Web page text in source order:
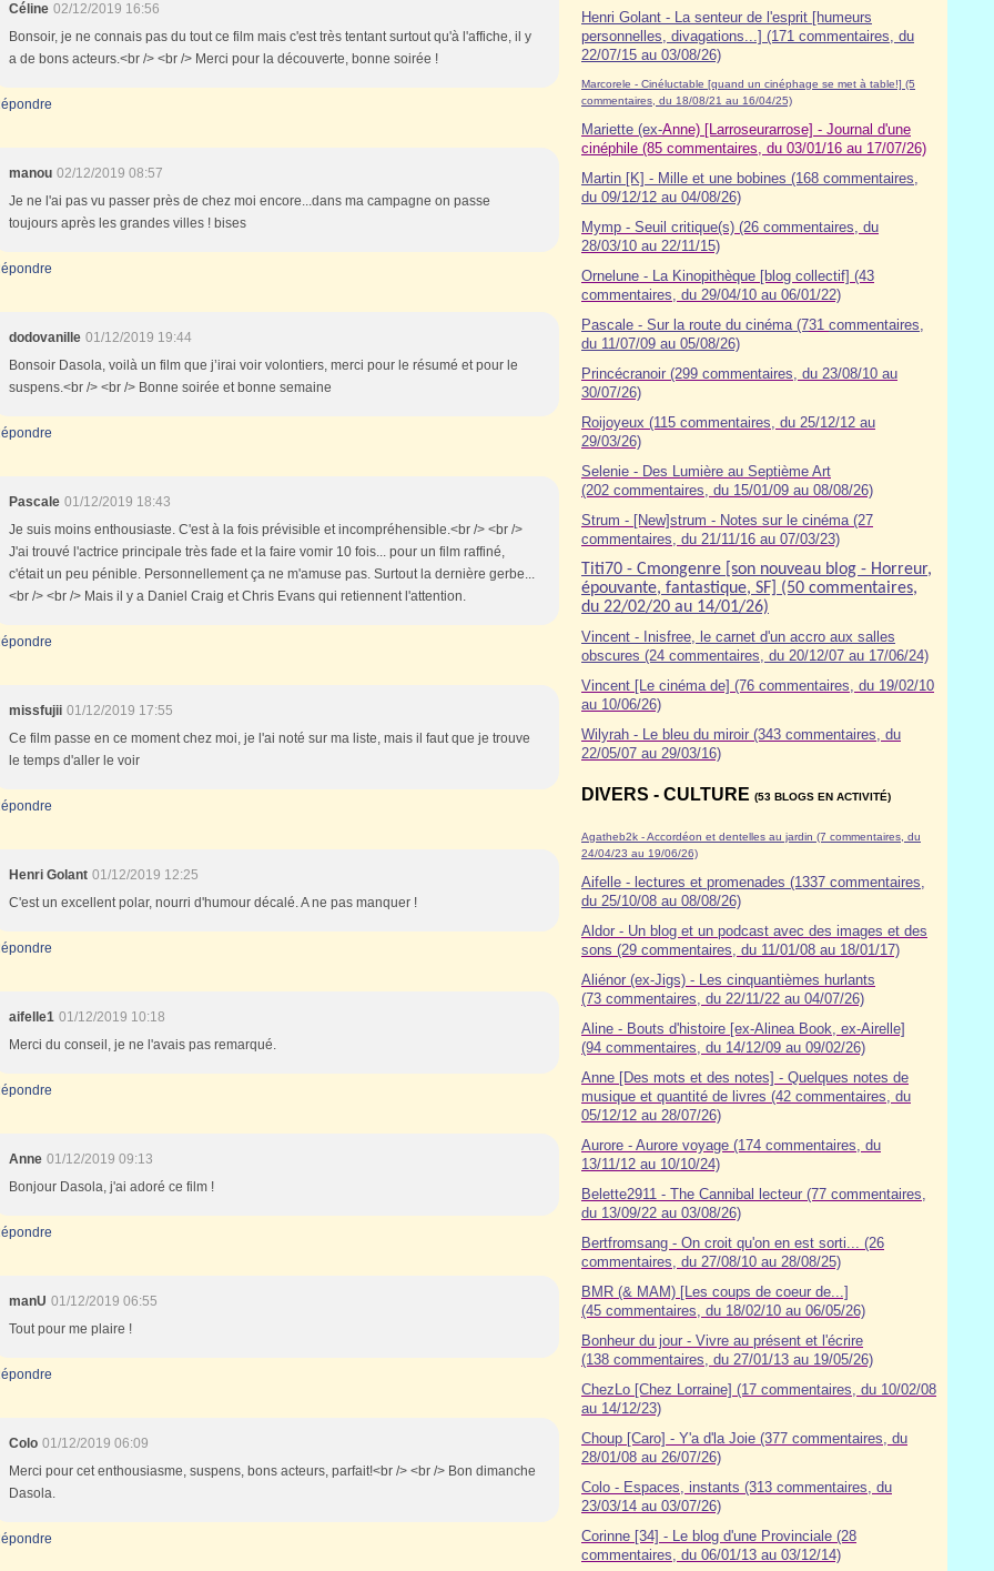
Céline 02/12/2019 16:56
Bonsoir, je ne connais pas du tout ce film mais c'est très tentant surtout qu'à l'affiche, il y
a de bons acteurs.<br /> <br /> Merci pour la découverte, bonne soirée !
manou 02/12/2019 08:57
Je ne l'ai pas vu passer près de chez moi encore...dans ma campagne on passe
toujours après les grandes villes ! bises
dodovanille 01/12/2019 19:44
Bonsoir Dasola, voilà un film que j’irai voir volontiers, merci pour le résumé et pour le
suspens.<br /> <br /> Bonne soirée et bonne semaine
Pascale 01/12/2019 18:43
Je suis moins enthousiaste. C'est à la fois prévisible et incompréhensible.<br /> <br />
J'ai trouvé l'actrice principale très fade et la faire vomir 10 fois... pour un film raffiné,
c'était un peu pénible. Personnellement ça ne m'amuse pas. Surtout la dernière gerbe...
<br /> <br /> Mais il y a Daniel Craig et Chris Evans qui retiennent l'attention.
missfujii 01/12/2019 17:55
Ce film passe en ce moment chez moi, je l'ai noté sur ma liste, mais il faut que je trouve
le temps d'aller le voir
Henri Golant 01/12/2019 12:25
C'est un excellent polar, nourri d'humour décalé. A ne pas manquer !
aifelle1 01/12/2019 10:18
Merci du conseil, je ne l'avais pas remarqué.
Anne 01/12/2019 09:13
Bonjour Dasola, j'ai adoré ce film !
manU 01/12/2019 06:55
Tout pour me plaire !
Colo 01/12/2019 06:09
Merci pour cet enthousiasme, suspens, bons acteurs, parfait!<br /> <br /> Bon dimanche
Dasola.
Henri Golant - La senteur de l'esprit [humeurs
personnelles, divagations...] (171 commentaires, du
22/07/15 au 03/08/26)
Marcorele - Cinéluctable [quand un cinéphage se met à table!] (5
commentaires, du 18/08/21 au 16/04/25)
Mariette (ex-Anne) [Larroseurarrose] - Journal d'une
cinéphile (85 commentaires, du 03/01/16 au 17/07/26)
Martin [K] - Mille et une bobines (168 commentaires,
du 09/12/12 au 04/08/26)
Mymp - Seuil critique(s) (26 commentaires, du
28/03/10 au 22/11/15)
Ornelune - La Kinopithèque [blog collectif] (43
commentaires, du 29/04/10 au 06/01/22)
Pascale - Sur la route du cinéma (731 commentaires,
du 11/07/09 au 05/08/26)
Princécranoir (299 commentaires, du 23/08/10 au
30/07/26)
Roijoyeux (115 commentaires, du 25/12/12 au
29/03/26)
Selenie - Des Lumière au Septième Art
(202 commentaires, du 15/01/09 au 08/08/26)
Strum - [New]strum - Notes sur le cinéma (27
commentaires, du 21/11/16 au 07/03/23)
Titi70 - Cmongenre [son nouveau blog - Horreur,
épouvante, fantastique, SF] (50 commentaires,
du 22/02/20 au 14/01/26)
Vincent - Inisfree, le carnet d'un accro aux salles
obscures (24 commentaires, du 20/12/07 au 17/06/24)
Vincent [Le cinéma de] (76 commentaires, du 19/02/10
au 10/06/26)
Wilyrah - Le bleu du miroir (343 commentaires, du
22/05/07 au 29/03/16)
DIVERS - CULTURE (53 BLOGS EN ACTIVITÉ)
Agatheb2k - Accordéon et dentelles au jardin (7 commentaires, du
24/04/23 au 19/06/26)
Aifelle - lectures et promenades (1337 commentaires,
du 25/10/08 au 08/08/26)
Aldor - Un blog et un podcast avec des images et des
sons (29 commentaires, du 11/01/08 au 18/01/17)
Aliénor (ex-Jigs) - Les cinquantièmes hurlants
(73 commentaires, du 22/11/22 au 04/07/26)
Aline - Bouts d'histoire [ex-Alinea Book, ex-Airelle]
(94 commentaires, du 14/12/09 au 09/02/26)
Anne [Des mots et des notes] - Quelques notes de
musique et quantité de livres (42 commentaires, du
05/12/12 au 28/07/26)
Aurore - Aurore voyage (174 commentaires, du
13/11/12 au 10/10/24)
Belette2911 - The Cannibal lecteur (77 commentaires,
du 13/09/22 au 03/08/26)
Bertfromsang - On croit qu'on en est sorti... (26
commentaires, du 27/08/10 au 28/08/25)
BMR (& MAM) [Les coups de coeur de...]
(45 commentaires, du 18/02/10 au 06/05/26)
Bonheur du jour - Vivre au présent et l'écrire
(138 commentaires, du 27/01/13 au 19/05/26)
ChezLo [Chez Lorraine] (17 commentaires, du 10/02/08
au 14/12/23)
Choup [Caro] - Y'a d'la Joie (377 commentaires, du
28/01/08 au 26/07/26)
Colo - Espaces, instants (313 commentaires, du
23/03/14 au 03/07/26)
Corinne [34] - Le blog d'une Provinciale (28
commentaires, du 06/01/13 au 03/12/14)